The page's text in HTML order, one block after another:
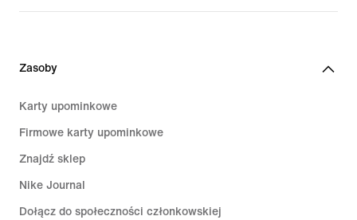
Zasoby
Karty upominkowe
Firmowe karty upominkowe
Znajdź sklep
Nike Journal
Dołącz do społeczności członkowskiej